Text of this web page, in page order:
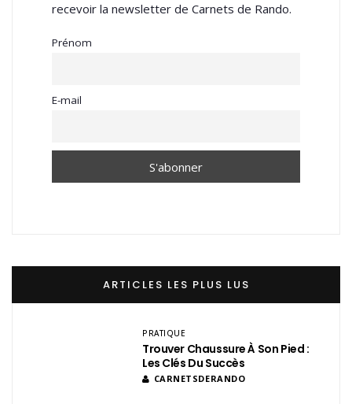
recevoir la newsletter de Carnets de Rando.
Prénom
E-mail
ARTICLES LES PLUS LUS
PRATIQUE
Trouver Chaussure À Son Pied :
Les Clés Du Succès
CARNETSDERANDO